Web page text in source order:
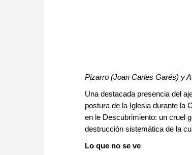
Pizarro (Joan Carles Garés) y
Una destacada presencia del
postura de la Iglesia durante la
en le Descubrimiento: un cruel
destrucción sistemática de la
Lo que no se ve